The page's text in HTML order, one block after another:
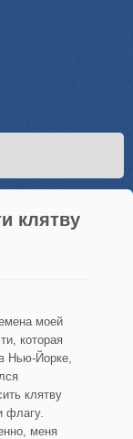
клятву
моей
которая
Нью-Йорке,
клятву
флагу.
меня